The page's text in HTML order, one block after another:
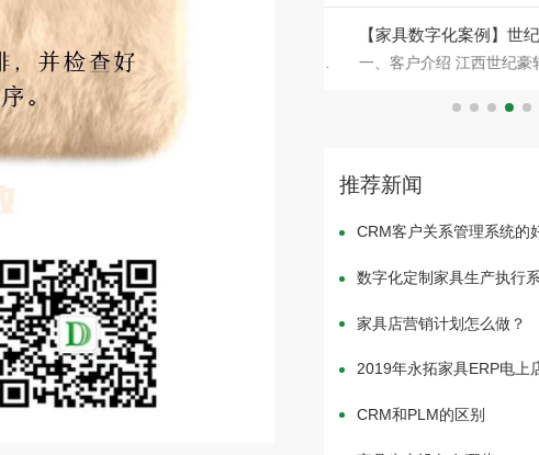
【不锈钢家居生产ERP案例】广东百能不
锈钢家居家具数字化生产案例
客户介绍：广东永拓数字技术有限公司成功签
约广东百能家居有限公司家具全链路智能协同
系统
（CRM+ERP+APS+MES+SRM+WMS+KPI）,
【家具数字化案例】世纪
ERP+MES驱动实木家具智
一、客户介绍 江西世纪豪轩
生产和销售为一体的大型实
推荐新闻
CRM客户关系管理系统的
数字化定制家具生产执行
家具店营销计划怎么做？
2019年永拓家具ERP电上
CRM和PLM的区别